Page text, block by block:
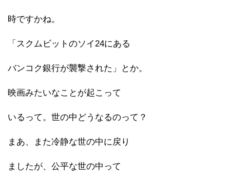
時ですかね。
「スクムビットのソイ24にある
バンコク銀行が襲撃された」とか。
映画みたいなことが起こって
いるって。世の中どうなるのって？
まあ、また冷静な世の中に戻り
ましたが、公平な世の中って